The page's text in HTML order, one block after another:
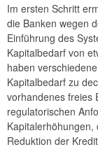
Im ersten Schritt
die Banken wegen
Einführung des
Kapitalbedarf von
haben
Kapitalbedarf zu
vorhandenes freies
regulatorischen
Reduktion der